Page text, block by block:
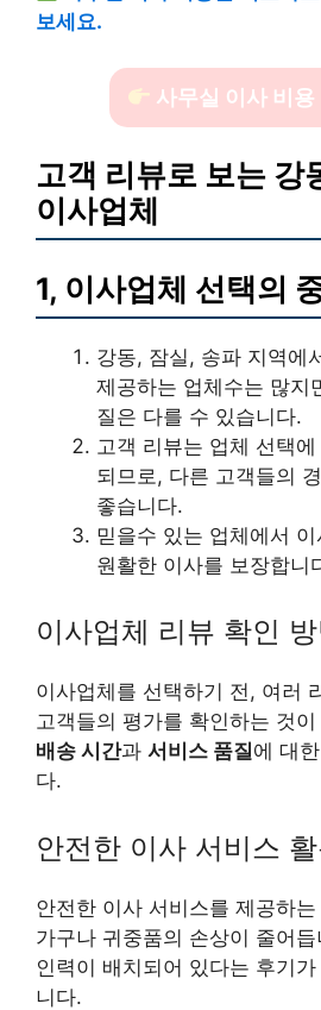
보세요.
사무실 이사 비용
고객 리뷰로 보는 강
이사업체
1, 이사업체 선택의
강동, 잠실, 송파 지역에
제공하는 업체수는 많지
질은 다를 수 있습니다.
고객 리뷰는 업체 선택
되므로, 다른 고객들의
좋습니다.
믿을수 있는 업체에서
원활한 이사를 보장합니
이사업체 리뷰 확인 방
이사업체를 선택하기 전, 여러
고객들의 평가를 확인하는 것
배송 시간과 서비스 품질에 대
다.
안전한 이사 서비스
안전한 이사 서비스를 제공하
가구나 귀중품의 손상이 줄어
인력이 배치되어 있다는 후기
니다.